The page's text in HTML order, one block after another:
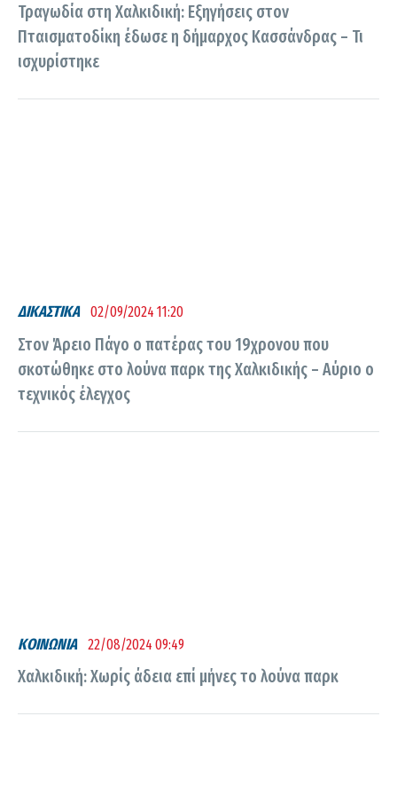
Τραγωδία στη Χαλκιδική: Εξηγήσεις στον
Πταισματοδίκη έδωσε η δήμαρχος Κασσάνδρας – Τι
ισχυρίστηκε
ΔΙΚΑΣΤΙΚΑ 02/09/2024 11:20
Στον Άρειο Πάγο ο πατέρας του 19χρονου που
σκοτώθηκε στο λούνα παρκ της Χαλκιδικής – Αύριο ο
τεχνικός έλεγχος
ΚΟΙΝΩΝΙΑ 22/08/2024 09:49
Χαλκιδική: Χωρίς άδεια επί μήνες το λούνα παρκ